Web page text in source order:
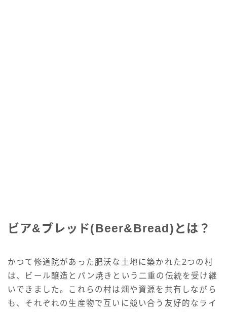
ビア&ブレッド(Beer&Bread)とは？
かつて修道院があった肥沃な土地に築かれた2つの村
は、ビール醸造とパン焼きという二重の伝統を受け継
いできました。これらの村は畑や資源を共有しながら
も、それぞれの生産物で互いに競い合う友好的なライ